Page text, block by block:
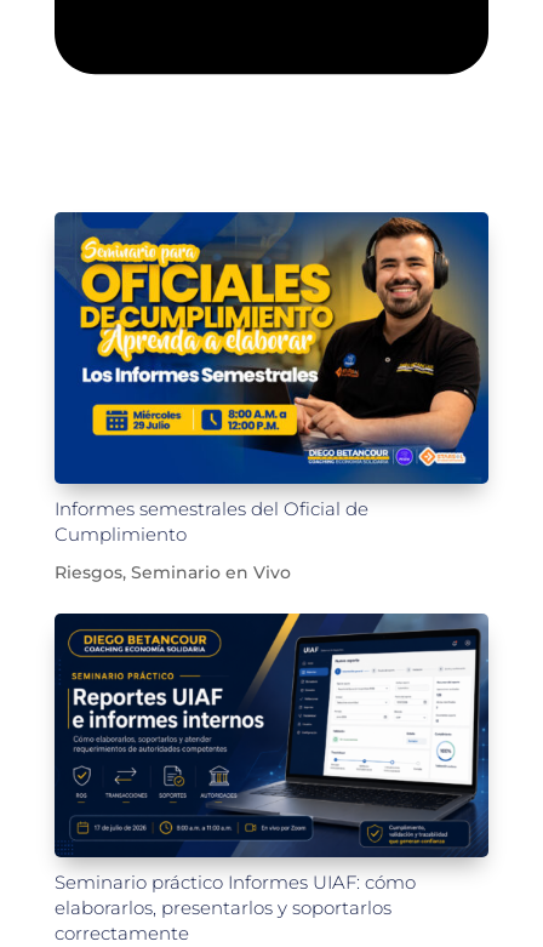
Informes semestrales del Oficial de
Cumplimiento
Riesgos, Seminario en Vivo
Seminario práctico Informes UIAF: cómo
elaborarlos, presentarlos y soportarlos
correctamente